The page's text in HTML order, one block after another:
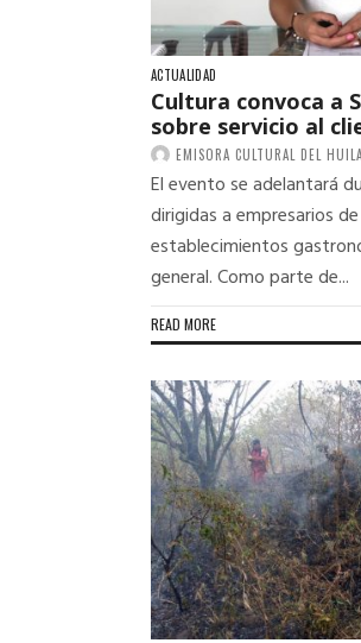
ACTUALIDAD
Cultura convoca a
sobre servicio al
EMISORA CULTURAL DEL HUILA
El evento se adelantará
dirigidas a empresarios
establecimientos
general. Como parte de...
READ MORE